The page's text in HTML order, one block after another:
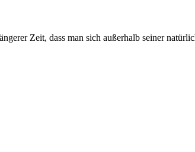
Zeit, dass man sich außerhalb seiner